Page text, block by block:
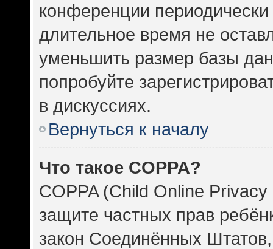
конференции
длительное время не
уменьшить размер базы
попробуйте
в дискуссиях.
Вернуться к началу
Что такое COPPA?
COPPA (Child Online
защите частных прав
закон Соединённых